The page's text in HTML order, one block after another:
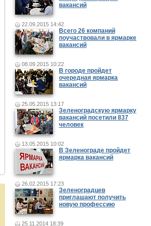
вакансий
22.09.2015 14:42
Всего 26 компаний
поучаствовали в ярмарке
вакансий
08.09.2015 10:22
В городе пройдет
очередная ярмарка
вакансий
25.05.2015 13:17
Зеленоградскую ярмарку
вакансий посетили 837
человек
13.05.2015 10:02
В Зеленограде пройдет
ярмарка вакансий
26.02.2015 17:23
Зеленоградцев
приглашают получить
новую профессию
25.11.2014 18:39